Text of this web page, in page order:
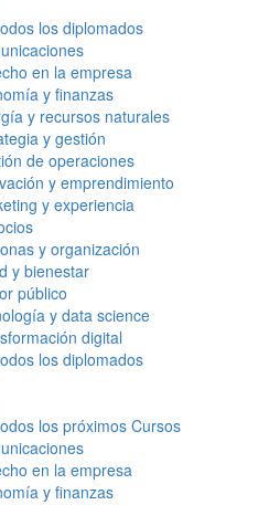
los diplomados
en la empresa
y finanzas
y recursos naturales
y gestión
de operaciones
y emprendimiento
y experiencia
y organización
y bienestar
público
y data science
digital
los diplomados
los próximos Cursos
en la empresa
y finanzas